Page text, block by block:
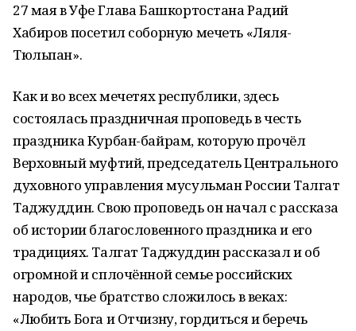
27 мая в Уфе Глава Башкортостана Радий
Хабиров посетил соборную мечеть «Ляля-
Тюльпан».
Как и во всех мечетях республики, здесь
состоялась праздничная проповедь в честь
праздника Курбан-байрам, которую прочёл
Верховный муфтий, председатель Центрального
духовного управления мусульман России Талгат
Таджуддин. Свою проповедь он начал с рассказа
об истории благословенного праздника и его
традициях. Талгат Таджуддин рассказал и об
огромной и сплочённой семье российских
народов, чье братство сложилось в веках:
«Любить Бога и Отчизну, гордиться и беречь